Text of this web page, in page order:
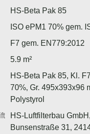
HS-Beta Pak 85
ISO ePM1 70% gem.
F7 gem. EN779:2012
5.9 m²
HS-Beta Pak 85, Kl.
70%, Gr. 495x393x96
Polystyrol
HS-Luftfilterbau GmbH,
Bunsenstraße 31,